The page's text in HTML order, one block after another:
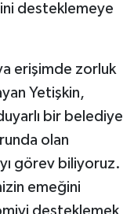
desteklemeye
erişimde zorluk
Yetişkin,
bir belediye
olan
görev biliyoruz.
emeğini